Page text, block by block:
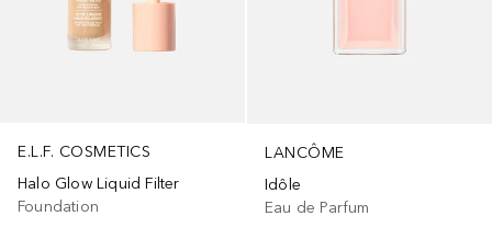
E.L.F. COSMETICS
Halo Glow Liquid Filter
Foundation
LANCÔME
Idôle
Eau de Parfum